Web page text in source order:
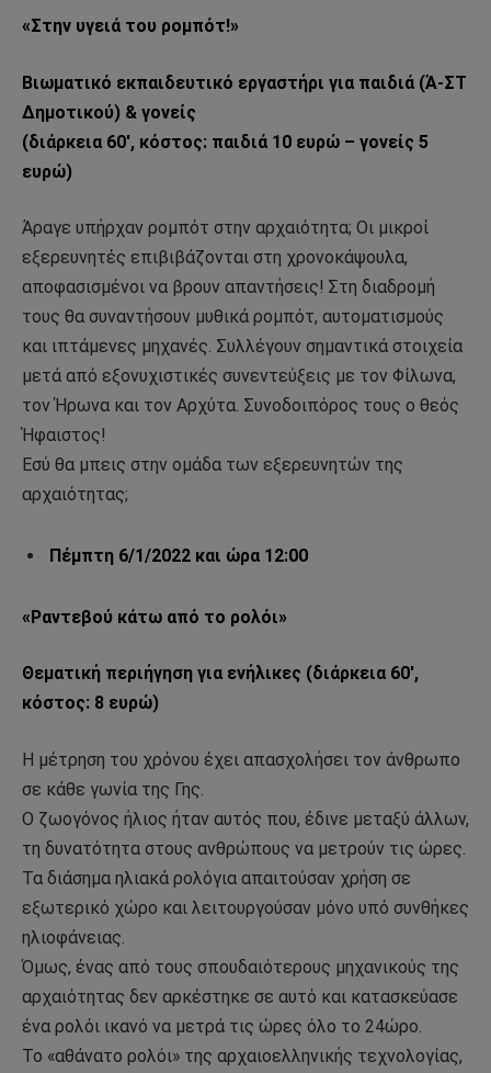
«Στην υγειά του ρομπότ!»
Βιωματικό εκπαιδευτικό εργαστήρι για παιδιά (Ά-ΣΤ
Δημοτικού) & γονείς
(διάρκεια 60′, κόστος: παιδιά 10 ευρώ – γονείς 5
ευρώ)
Άραγε υπήρχαν ρομπότ στην αρχαιότητα; Οι μικροί
εξερευνητές επιβιβάζονται στη χρονοκάψουλα,
αποφασισμένοι να βρουν απαντήσεις! Στη διαδρομή
τους θα συναντήσουν μυθικά ρομπότ, αυτοματισμούς
και ιπτάμενες μηχανές. Συλλέγουν σημαντικά στοιχεία
μετά από εξονυχιστικές συνεντεύξεις με τον Φίλωνα,
τον Ήρωνα και τον Αρχύτα. Συνοδοιπόρος τους ο θεός
Ήφαιστος!
Εσύ θα μπεις στην ομάδα των εξερευνητών της
αρχαιότητας;
Πέμπτη 6/1/2022 και ώρα 12:00
«Ραντεβού κάτω από το ρολόι»
Θεματική περιήγηση για ενήλικες (διάρκεια 60′,
κόστος: 8 ευρώ)
Η μέτρηση του χρόνου έχει απασχολήσει τον άνθρωπο
σε κάθε γωνία της Γης.
Ο ζωογόνος ήλιος ήταν αυτός που, έδινε μεταξύ άλλων,
τη δυνατότητα στους ανθρώπους να μετρούν τις ώρες.
Τα διάσημα ηλιακά ρολόγια απαιτούσαν χρήση σε
εξωτερικό χώρο και λειτουργούσαν μόνο υπό συνθήκες
ηλιοφάνειας.
Όμως, ένας από τους σπουδαιότερους μηχανικούς της
αρχαιότητας δεν αρκέστηκε σε αυτό και κατασκεύασε
ένα ρολόι ικανό να μετρά τις ώρες όλο το 24ώρο.
Το «αθάνατο ρολόι» της αρχαιοελληνικής τεχνολογίας,